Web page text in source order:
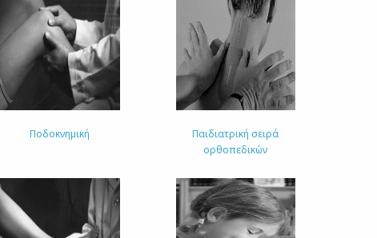
Ποδοκνημική
Παιδιατρική σειρά
ορθοπεδικών